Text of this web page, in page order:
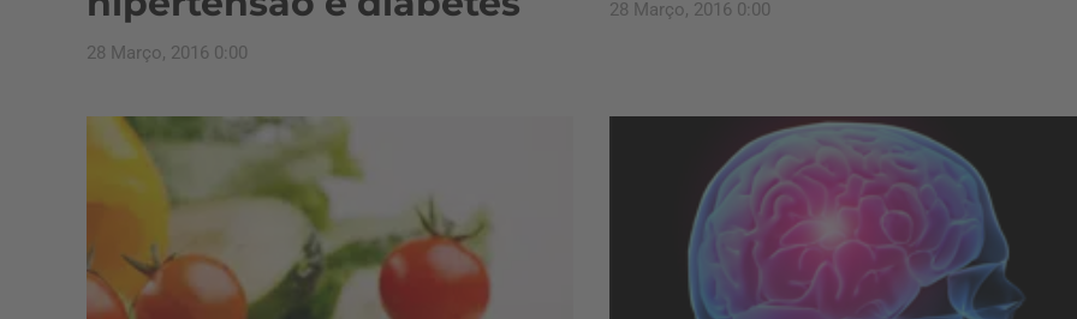
28 Março, 2016 0:00
28 Março, 2016 0:00